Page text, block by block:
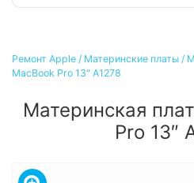
Ремонт Apple / Материнские платы /
MacBook Pro 13″ A1278
Материнская
Pro 13″